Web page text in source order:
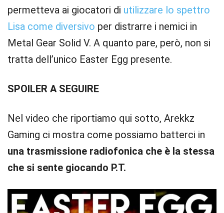
permetteva ai giocatori di utilizzare lo spettro
Lisa come diversivo per distrarre i nemici in
Metal Gear Solid V. A quanto pare, però, non si
tratta dell’unico Easter Egg presente.
SPOILER A SEGUIRE
Nel video che riportiamo qui sotto, Arekkz
Gaming ci mostra come possiamo batterci in
una trasmissione radiofonica che è la stessa
che si sente giocando P.T.